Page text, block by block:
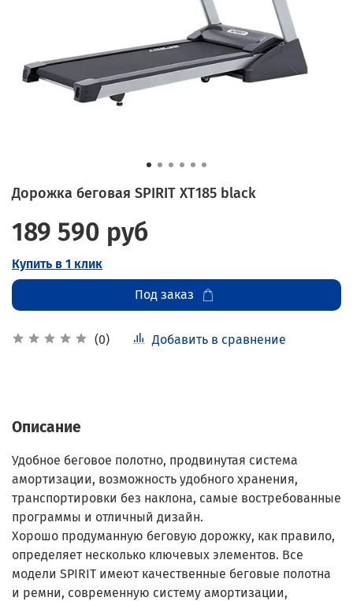
Дорожка беговая SPIRIT XT185 black
(0) Добавить в сравнение
189 590 руб
Купить в 1 клик
Под заказ
Описание
Удобное беговое полотно, продвинутая система
амортизации, возможность удобного хранения,
транспортировки без наклона, самые востребованные
программы и отличный дизайн.
Хорошо продуманную беговую дорожку, как правило,
определяет несколько ключевых элементов. Все
модели SPIRIT имеют качественные беговые полотна
и ремни, современную систему амортизации,